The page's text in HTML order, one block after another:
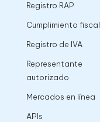
Registro RAP
Cumplimiento fiscal
Registro de IVA
Representante
autorizado
Mercados en línea
APIs